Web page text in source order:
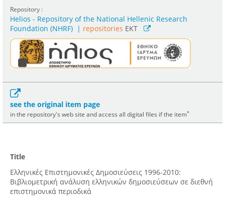
Repository :
Helios - Repository of the National Hellenic Research
Foundation (NHRF) | repositories EKT
see the original item page
in the repository's web site and access all digital files if the item*
Title
Ελληνικές Επιστημονικές Δημοσιεύσεις 1996-2010:
Βιβλιομετρική ανάλυση ελληνικών δημοσιεύσεων σε διεθνή
επιστημονικά περιοδικά